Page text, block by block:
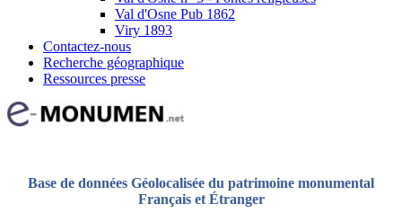
Val d'Osne Pub 1862
Viry 1893
Contactez-nous
Recherche géographique
Ressources presse
Base de données Géolocalisée du patrimoine monumental
Français et Étranger